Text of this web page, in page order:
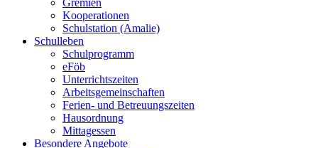
Gremien
Kooperationen
Schulstation (Amalie)
Schulleben
Schulprogramm
eFöb
Unterrichtszeiten
Arbeitsgemeinschaften
Ferien- und Betreuungszeiten
Hausordnung
Mittagessen
Besondere Angebote